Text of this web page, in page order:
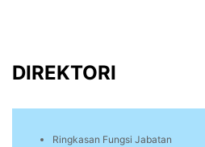
DIREKTORI
Ringkasan Fungsi Jabatan